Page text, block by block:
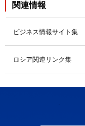
関連情報
ビジネス情報サイト集
ロシア関連リンク集